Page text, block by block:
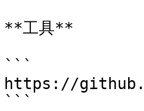
**工具**
```
https://
```